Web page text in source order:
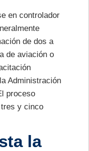
en controlador
de dos a
de aviación o
Administración
proceso
y cinco
la